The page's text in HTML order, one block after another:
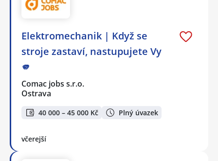
Elektromechanik | Když se
stroje zastaví, nastupujete Vy
🫵
Comac jobs s.r.o.
Ostrava
40 000 – 45 000 Kč Plný úvazek
včerejší